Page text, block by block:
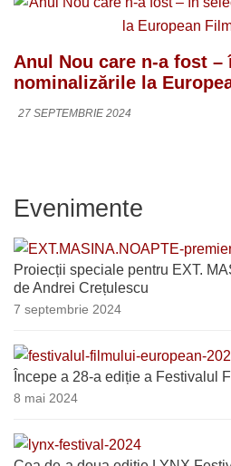
Anul Nou care n-a fost
nominalizările la
27 SEPTEMBRIE 2024
Evenimente
Proiecții speciale pentru EXT.
de Andrei Crețulescu
7 septembrie 2024
Începe a 28-a ediție a Festivalul
8 mai 2024